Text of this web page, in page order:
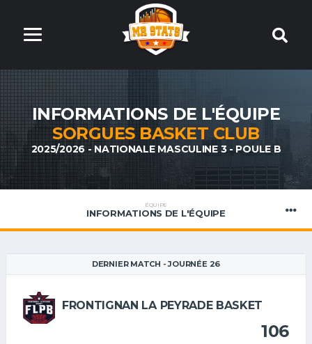
INFORMATIONS DE L'ÉQUIPE
SORGUES BASKET CLUB
2025/2026 - NATIONALE MASCULINE 3 - POULE B
ÉQUIPE
INFORMATIONS DE L'ÉQUIPE
DERNIER MATCH - JOURNÉE 26
FRONTIGNAN LA PEYRADE BASKET
106